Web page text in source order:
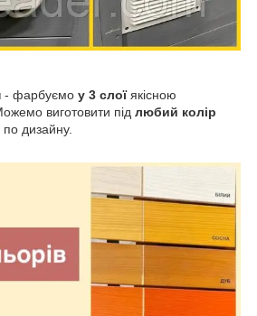
- фарбуємо у 3 слоїякісною
ожемо виготовити під любий колір
дизайну.